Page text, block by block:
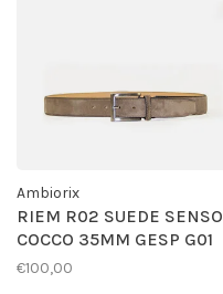
Ambiorix
RIEM R02 SUEDE SENSO
COCCO 35MM GESP G01
€100,00